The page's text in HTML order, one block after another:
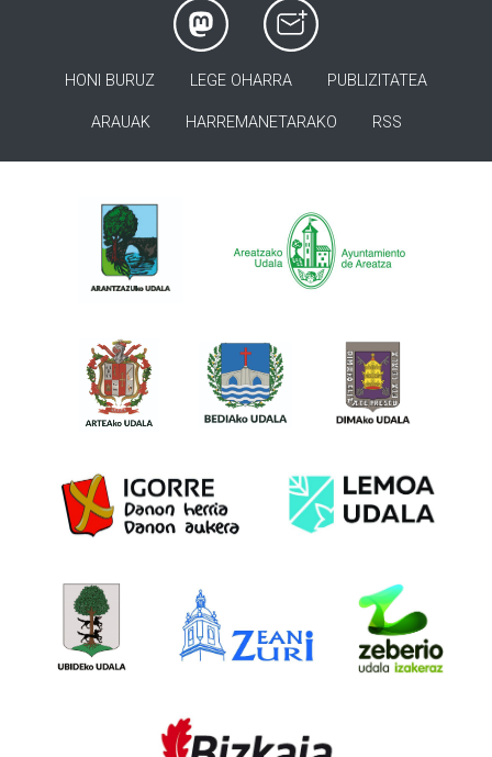
HONI BURUZ LEGE OHARRA PUBLIZITATEA
ARAUAK HARREMANETARAKO RSS